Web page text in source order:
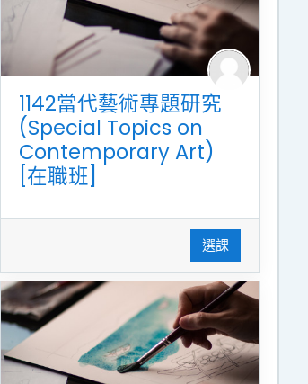
1142當代藝術專題研究
(Special Topics on
Contemporary Art)
[在職班]
選課